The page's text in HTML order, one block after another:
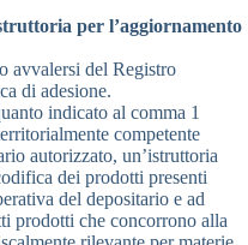
per l’aggiornamento
avvalersi del Registro
di adesione.
indicato al comma 1
competente
autorizzato, un’istruttoria
dei prodotti presenti
del depositario e ad
prodotti che concorrono alla